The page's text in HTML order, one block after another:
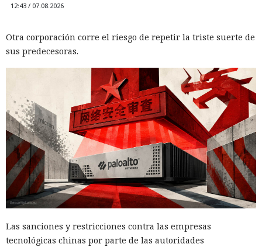
12:43 / 07.08.2026
Otra corporación corre el riesgo de repetir la triste suerte de
sus predecesoras.
Las sanciones y restricciones contra las empresas
tecnológicas chinas por parte de las autoridades